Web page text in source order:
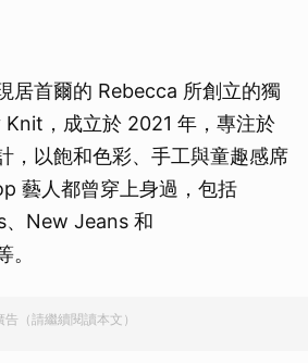
居首爾的 Rebecca 所創立的獨
，成立於 2021 年，專注於
，以飽和色彩、手工與童趣感席
藝人都曾穿上身過，包括
New Jeans 和
。
告（請繼續閱讀本文）